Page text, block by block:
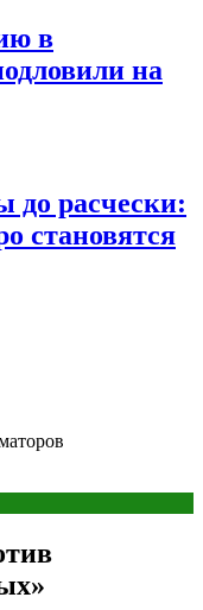
в
на
до расчески:
становятся